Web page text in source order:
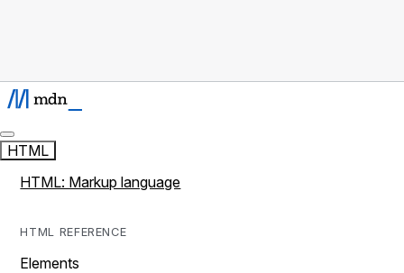
HTML
HTML: Markup language
HTML REFERENCE
Elements